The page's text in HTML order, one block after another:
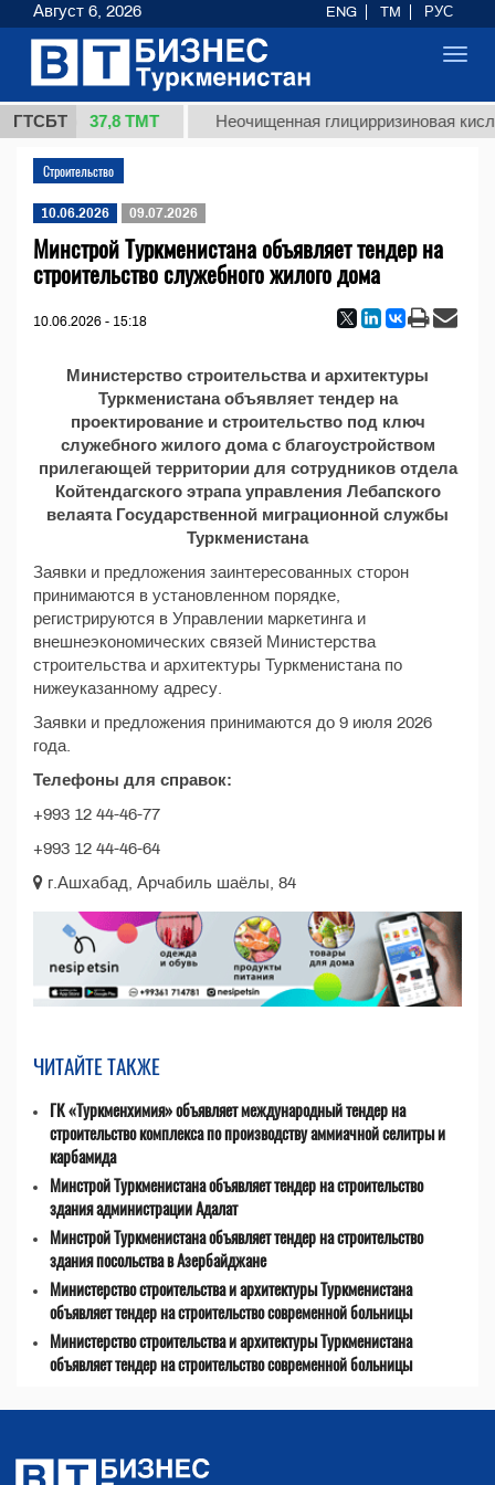
ГТСБТ
1 (кг.) 37,8 ТМТ Неочищенная глицирризиновая
Строительство
10.06.2026 09.07.2026
Минстрой Туркменистана объявляет тендер на
строительство служебного жилого дома
10.06.2026 - 15:18
Министерство строительства и архитектуры
Туркменистана объявляет тендер на
проектирование и строительство под ключ
служебного жилого дома с благоустройством
прилегающей территории для сотрудников отдела
Койтендагского этрапа управления Лебапского
велаята Государственной миграционной службы
Туркменистана
Заявки и предложения заинтересованных сторон
принимаются в установленном порядке,
регистрируются в Управлении маркетинга и
внешнеэкономических связей Министерства
строительства и архитектуры Туркменистана по
нижеуказанному адресу.
Заявки и предложения принимаются до 9 июля 2026
года.
Телефоны для справок:
+993 12 44-46-77
+993 12 44-46-64
г.Ашхабад, Арчабиль шаёлы, 84
ЧИТАЙТЕ ТАКЖЕ
ГК «Туркменхимия» объявляет международный тендер на
строительство комплекса по производству аммиачной селитры и
карбамида
Минстрой Туркменистана объявляет тендер на строительство
здания администрации Адалат
Минстрой Туркменистана объявляет тендер на строительство
здания посольства в Азербайджане
Министерство строительства и архитектуры Туркменистана
объявляет тендер на строительство современной больницы
Министерство строительства и архитектуры Туркменистана
объявляет тендер на строительство современной больницы
Август 6, 2026 ENG TM РУС